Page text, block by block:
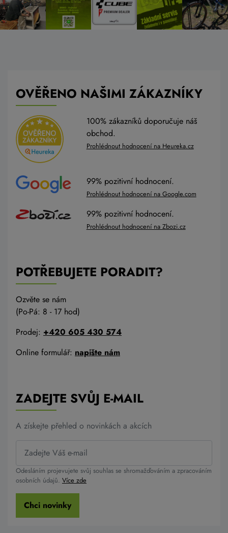
OVĚŘENO NAŠIMI ZÁKAZNÍKY
100% zákazníků doporučuje náš
obchod.
Prohlédnout hodnocení na Heureka.cz
99% pozitivní hodnocení.
Prohlédnout hodnocení na Google.com
99% pozitivní hodnocení.
Prohlédnout hodnocení na Zbozi.cz
POTŘEBUJETE PORADIT?
Ozvěte se nám
(Po-Pá: 8 - 17 hod)
Prodej: +420 605 430 574
Online formulář: napište nám
ZADEJTE SVŮJ E-MAIL
A získejte přehled o novinkách a akcích
Odesláním projevujete svůj souhlas se shromažďováním a zpracováním
osobních údajů. Více zde
Chci novinky